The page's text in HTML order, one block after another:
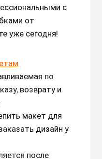
с
от
уже сегодня!
по
возврату и
макет для
дизайн у
после